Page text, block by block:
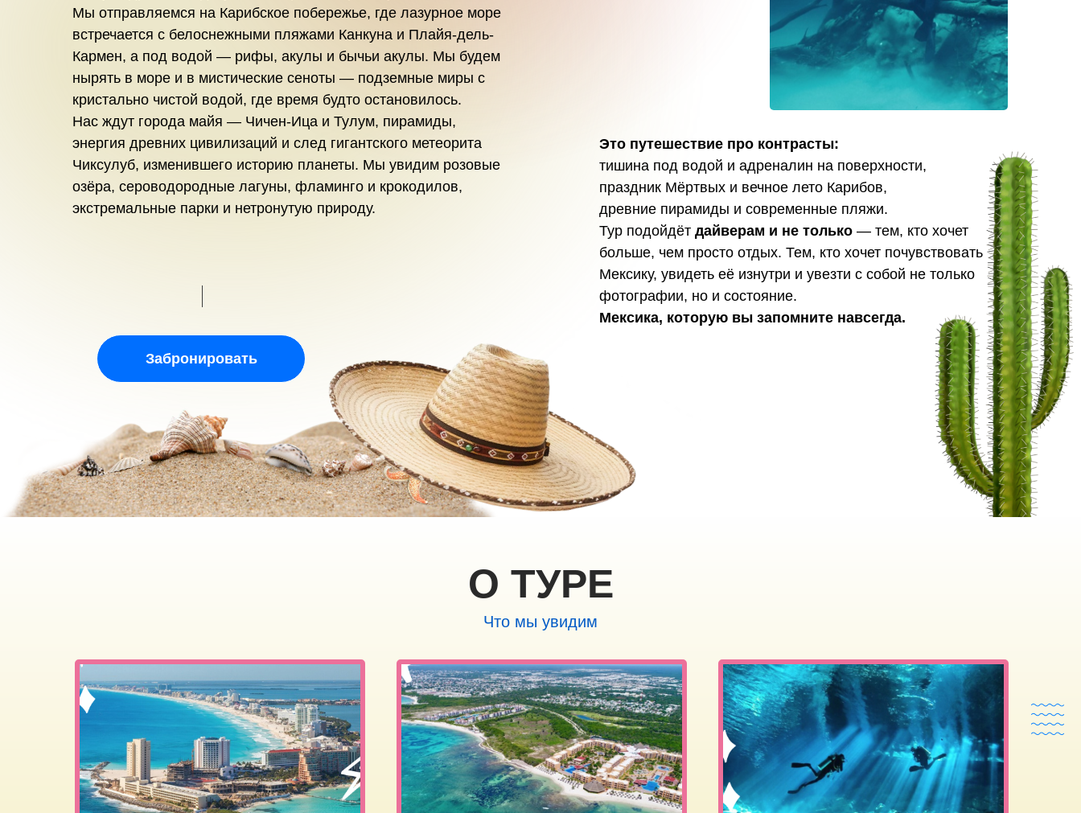
Мы отправляемся на Карибское побережье, где лазурное море
встречается с белоснежными пляжами Канкуна и Плайя-дель-
Кармен, а под водой — рифы, акулы и бычьи акулы. Мы будем
нырять в море и в мистические сеноты — подземные миры с
кристально чистой водой, где время будто остановилось.
Нас ждут города майя — Чичен-Ица и Тулум, пирамиды,
энергия древних цивилизаций и след гигантского метеорита
Чиксулуб, изменившего историю планеты. Мы увидим розовые
озёра, сероводородные лагуны, фламинго и крокодилов,
экстремальные парки и нетронутую природу.
Это путешествие про контрасты:
тишина под водой и адреналин на поверхности,
праздник Мёртвых и вечное лето Карибов,
древние пирамиды и современные пляжи.
Тур подойдёт дайверам и не только — тем, кто хочет
больше, чем просто отдых. Тем, кто хочет почувствовать
Мексику, увидеть её изнутри и увезти с собой не только
фотографии, но и состояние.
Мексика, которую вы запомните навсегда.
Забронировать
О ТУРЕ
Что мы увидим